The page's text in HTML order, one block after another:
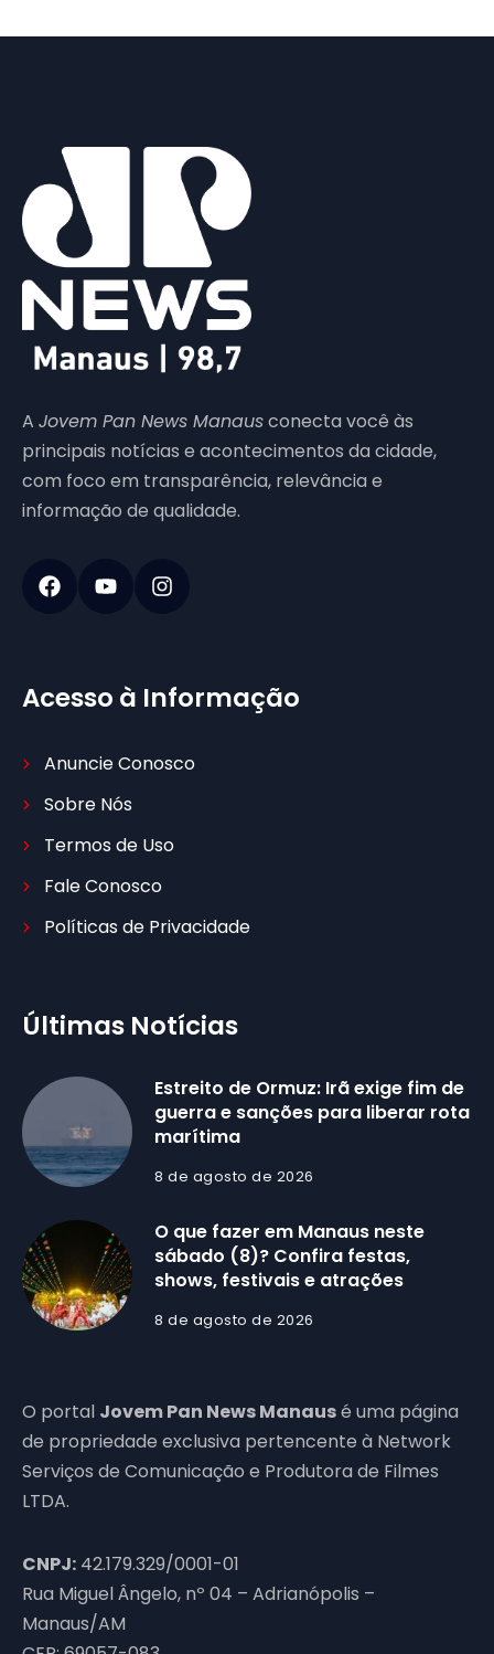
A Jovem Pan News Manausconecta você às
principais notícias e acontecimentos da cidade,
com foco em transparência, relevância e
informação de qualidade.
Acesso à Informação
Anuncie Conosco
Sobre Nós
Termos de Uso
Fale Conosco
Políticas de Privacidade
Últimas Notícias
Estreito de Ormuz: Irã exige fim de
guerra e sanções para liberar rota
marítima
8 de agosto de 2026
O que fazer em Manaus neste
sábado (8)? Confira festas,
shows, festivais e atrações
8 de agosto de 2026
O portal Jovem Pan News Manausé uma página
de propriedade exclusiva pertencente à Network
Serviços de Comunicação e Produtora de Filmes
LTDA.
CNPJ: 42.179.329/0001-01
Rua Miguel Ângelo, nº 04 – Adrianópolis –
Manaus/AM